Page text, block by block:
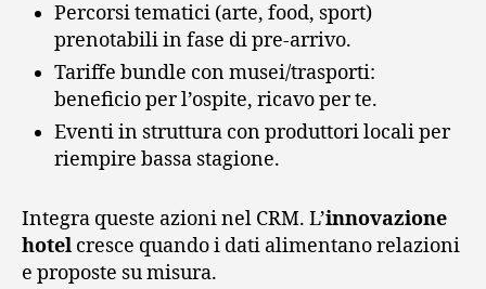
Percorsi tematici (arte, food, sport)
prenotabili in fase di pre‑arrivo.
Tariffe bundle con musei/trasporti:
beneficio per l’ospite, ricavo per te.
Eventi in struttura con produttori locali per
riempire bassa stagione.
Integra queste azioni nel CRM. L’innovazione
hotel cresce quando i dati alimentano relazioni
e proposte su misura.